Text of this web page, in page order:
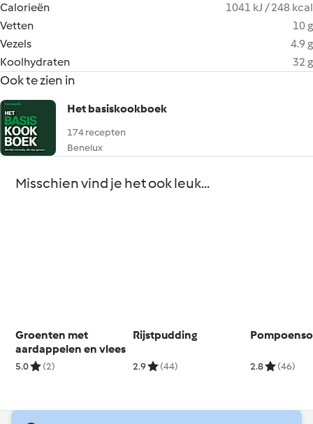
Calorieën
1041 kJ / 248 kcal
Vetten
10 g
Vezels
4.9 g
Koolhydraten
32 g
Ook te zien in
Het basiskookboek
174 recepten
Benelux
Misschien vind je het ook leuk...
Groenten met
aardappelen en vlees
5.0 (2)
Rijstpudding
2.9 (44) 2.8 (46)